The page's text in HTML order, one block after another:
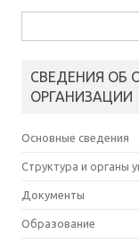
СВЕДЕНИЯ ОБ
ОРГАНИЗАЦИИ
Основные сведения
Структура и органы
Документы
Образование